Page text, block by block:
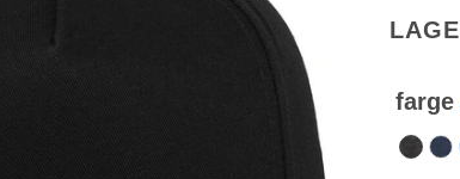
farge